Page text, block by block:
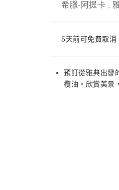
希臘- 阿提卡
5天前可免費取消
預訂從雅典出發
欖油。欣賞美景